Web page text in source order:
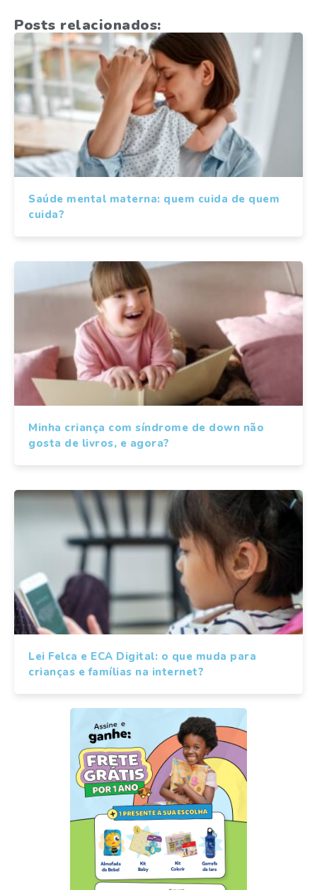
Posts relacionados:
Saúde mental materna: quem cuida de quem
cuida?
Minha criança com síndrome de down não
gosta de livros, e agora?
Lei Felca e ECA Digital: o que muda para
crianças e famílias na internet?